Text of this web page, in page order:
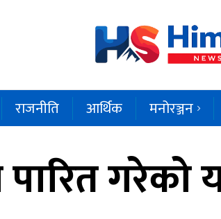
राजनीति आर्थिक मनोरञ्जन
पारित